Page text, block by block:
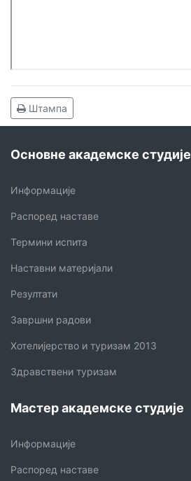
Штампа
Основне академске студије
Информације
Распоред наставе
Термини испита
Наставни материјали
Резултати
Завршни радови
Хотелијерство и туризам 2013
Здравствени туризам
Мастер академске студије
Информације
Распоред наставе